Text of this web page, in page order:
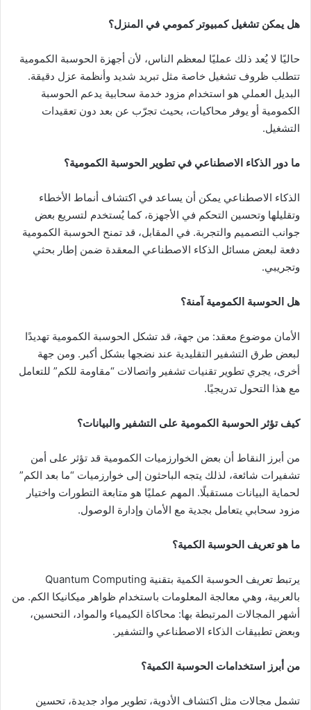
هل يمكن تشغيل كمبيوتر كمومي في المنزل؟
حاليًا لا يُعد ذلك عمليًا لمعظم الناس، لأن أجهزة الحوسبة الكمومية
تتطلب ظروف تشغيل خاصة مثل تبريد شديد وأنظمة عزل دقيقة.
البديل العملي هو استخدام مزود خدمة سحابية يدعم الحوسبة
الكمومية أو يوفر محاكيات، بحيث تجرّب عن بعد دون تعقيدات
التشغيل.
ما دور الذكاء الاصطناعي في تطوير الحوسبة الكمومية؟
الذكاء الاصطناعي يمكن أن يساعد في اكتشاف أنماط الأخطاء
وتقليلها وتحسين التحكم في الأجهزة، كما يُستخدم لتسريع بعض
جوانب التصميم والتجربة. في المقابل، قد تمنح الحوسبة الكمومية
دفعة لبعض مسائل الذكاء الاصطناعي المعقدة ضمن إطار بحثي
وتجريبي.
هل الحوسبة الكمومية آمنة؟
الأمان موضوع معقد: من جهة، قد تشكل الحوسبة الكمومية تهديدًا
لبعض طرق التشفير التقليدية عند نضجها بشكل أكبر. ومن جهة
أخرى، يجري تطوير تقنيات تشفير واتصالات “مقاومة للكم” للتعامل
مع هذا التحول تدريجيًا.
كيف تؤثر الحوسبة الكمومية على التشفير والبيانات؟
من أبرز النقاط أن بعض الخوارزميات الكمومية قد تؤثر على أمن
تشفيرات شائعة، لذلك يتجه الباحثون إلى خوارزميات “ما بعد الكم”
لحماية البيانات مستقبلًا. المهم عمليًا هو متابعة التطورات واختيار
مزود سحابي يتعامل بجدية مع الأمان وإدارة الوصول.
ما هو تعريف الحوسبة الكمية؟
يرتبط تعريف الحوسبة الكمية بتقنية Quantum Computing
بالعربية، وهي معالجة المعلومات باستخدام ظواهر ميكانيكا الكم. من
أشهر المجالات المرتبطة بها: محاكاة الكيمياء والمواد، التحسين،
وبعض تطبيقات الذكاء الاصطناعي والتشفير.
من أبرز استخدامات الحوسبة الكمية؟
تشمل مجالات مثل اكتشاف الأدوية، تطوير مواد جديدة، تحسين